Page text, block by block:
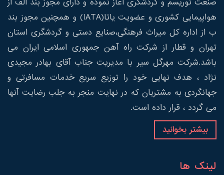
هواپیمایی کشوری و عضویت یاتا(IATA) و همچنین مجوز بند
ب از اداره کل میراث فرهنگی،صنایع دستی و گردشگری استان
تهران و قطار از شرکت راه آهن جمهوری اسلامی ایران می
باشد.شرکت مهرگل سیر با مدیریت جناب آقای بهادر مجیدی
نژاد ، هدف نهایی خود را توزیع سریع خدمات مسافرتی و
جهانگردی به مشتریان که در نهایت منجر به جلب رضایت آنها
می گردد ، قرار داده است.
بیشتر بخوانید
لینک ها